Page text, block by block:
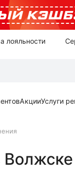
лояльности
АкцииУслуги
Волжске